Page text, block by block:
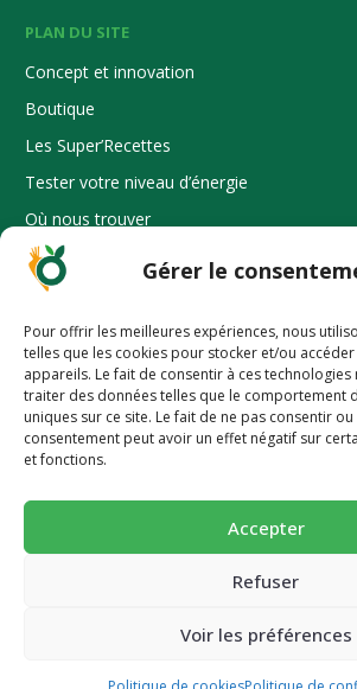
Gérer le
Pour offrir les meilleures expériences, nous
telles que les cookies pour stocker et/ou
appareils. Le fait de consentir à ces
traiter des données telles que le comportement
uniques sur ce site. Le fait de ne pas consentir
consentement peut avoir un effet négatif sur
et fonctions.
Accepter
Refuser
Voir les préférences
PLAN DU SITE
Concept et innovation
Boutique
Les Super’Recettes
Tester votre niveau d’énergie
Où nous trouver
Espace Pro
INFORMATION
Mode d’emploi
FAQ
CGV et mentions légales
Politique de cookies (UE)
-10% pour découvrir une
Succombez à nos pains et biscuits
super-nutritif.